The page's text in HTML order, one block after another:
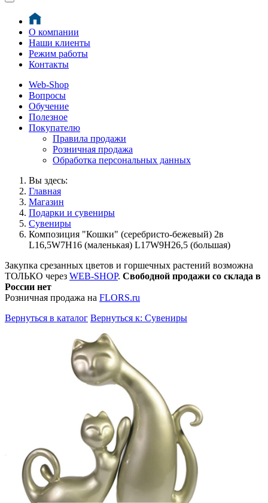
О компании
Наши клиенты
Режим работы
Контакты
Web-Shop
Вопросы
Обучение
Полезное
Покупателю
Правила продажи
Розничная продажа
Обработка персональных данных
Вы здесь:
Главная
Магазин
Подарки и сувениры
Сувениры
Композиция "Кошки" (серебристо-бежевый) 2в
L16,5W7H16 (маленькая) L17W9H26,5 (большая)
Закупка срезанных цветов и горшечных растений возможна
ТОЛЬКО через WEB-SHOP. Свободной продажи со склада в
России нет
Розничная продажа на FLORS.ru
Вернуться в каталог Вернуться к: Сувениры